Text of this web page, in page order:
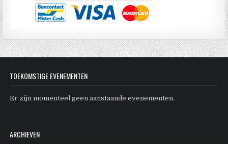
TOEKOMSTIGE EVENEMENTEN
Er zijn momenteel geen aanstaande evenementen.
ARCHIEVEN